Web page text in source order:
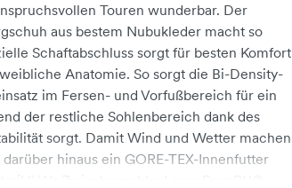
Touren wunderbar. Der
aus bestem Nubukleder macht so
Schaftabschluss sorgt für besten Komfort
Anatomie. So sorgt die Bi-Density-
im Fersen- und Vorfußbereich für ein
der restliche Sohlenbereich dank des
sorgt. Damit Wind und Wetter machen
hinaus ein GORE-TEX-Innenfutter